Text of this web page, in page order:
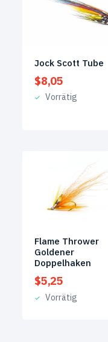
Jock Scott Tube
$8,05
Vorrätig
Flame Thrower
Goldener
Doppelhaken
$5,25
Vorrätig